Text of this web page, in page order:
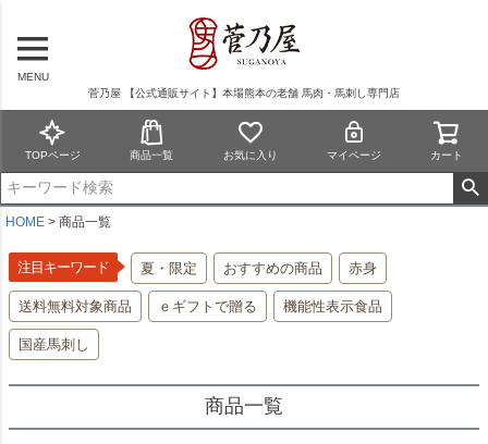
MENU
菅乃屋 【公式通販サイト】本場熊本の老舗 馬肉・馬刺し専門店
TOPページ 商品一覧 お気に入り マイページ カート
HOME 商品一覧
注目キーワード 夏・限定 おすすめの商品 赤身
送料無料対象商品 ｅギフトで贈る 機能性表示食品
国産馬刺し
商品一覧
商品番号/JANコード
予約商品
予約商品のみを表示
並び順
登録順
価格が安い順
価格が高い順
優先度順
レビュー順
検索